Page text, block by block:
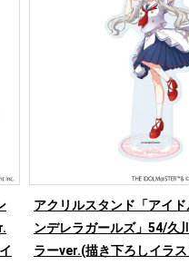
アクリルスタンド「アイ
ンデレラガールズ」54/久
ラーver.(描き下ろしイラ